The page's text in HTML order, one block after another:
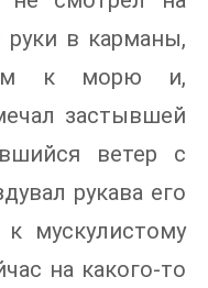
руки в карманы,
к морю и,
застывшей
ветер с
рукава его
мускулистому
на какого-то